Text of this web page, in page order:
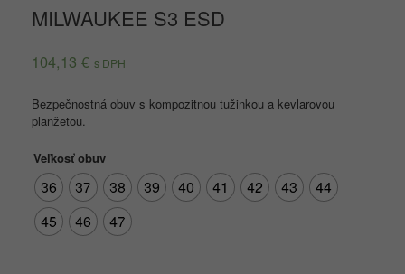
MILWAUKEE S3 ESD
104,13 € s DPH
Bezpečnostná obuv s kompozitnou tužinkou a kevlarovou
planžetou.
Veľkosť obuv
36 37 38 39 40 41 42 43
44
45
46 47